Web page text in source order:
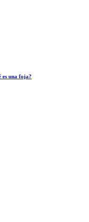
es una foja?